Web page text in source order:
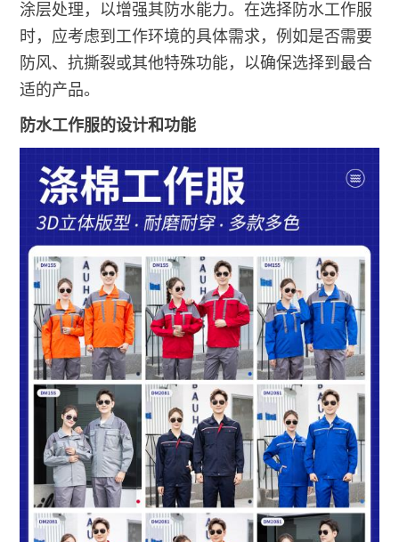
涂层处理，以增强其防水能力。在选择防水工作服
时，应考虑到工作环境的具体需求，例如是否需要
防风、抗撕裂或其他特殊功能，以确保选择到最合
适的产品。
防水工作服的设计和功能